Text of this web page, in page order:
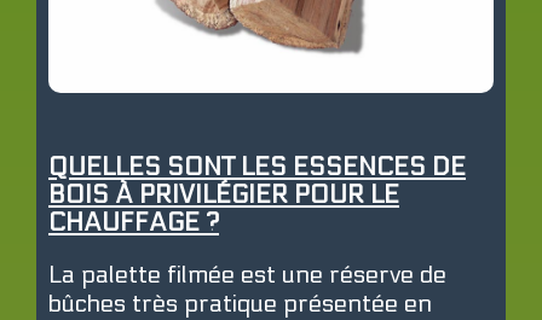
QUELLES SONT LES ESSENCES DE
BOIS À PRIVILÉGIER POUR LE
CHAUFFAGE ?
La palette filmée est une réserve de
bûches très pratique présentée en